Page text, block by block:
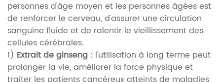
personnes d'âge moyen et les personnes âgées est
de renforcer le cerveau, d'assurer une circulation
sanguine fluide et de ralentir le vieillissement des
cellules cérébrales.
1) Extrait de ginseng : l'utilisation à long terme peut
prolonger la vie, améliorer la force physique et